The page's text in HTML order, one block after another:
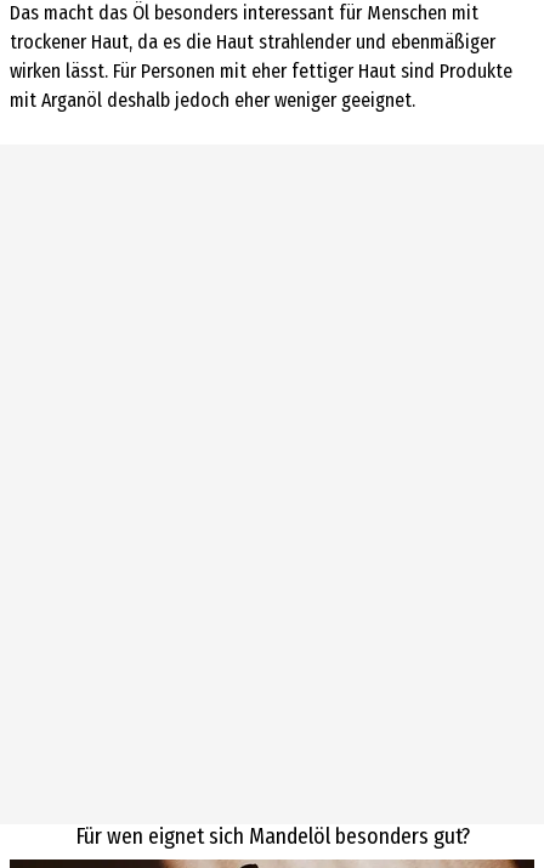
Das macht das Öl besonders interessant für Menschen mit
trockener Haut, da es die Haut strahlender und ebenmäßiger
wirken lässt. Für Personen mit eher fettiger Haut sind Produkte
mit Arganöl deshalb jedoch eher weniger geeignet.
Für wen eignet sich Mandelöl besonders gut?